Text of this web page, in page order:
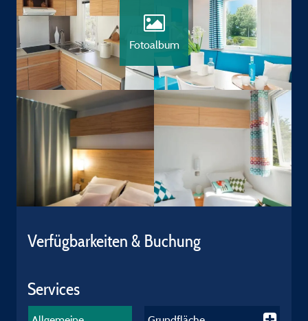
Fotoalbum
Verfügbarkeiten & Buchung
Services